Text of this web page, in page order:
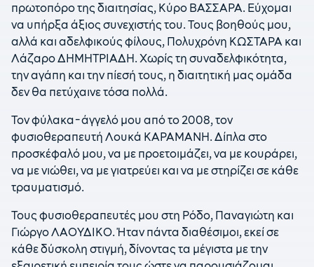
πρωτοπόρο της διαιτησίας, Κύρο ΒΑΣΣΑΡΑ. Εύχομαι
να υπήρξα άξιος συνεχιστής του. Τους βοηθούς μου,
αλλά και αδελφικούς φίλους, Πολυχρόνη ΚΩΣΤΑΡΑ και
Λάζαρο ΔΗΜΗΤΡΙΑΔΗ. Χωρίς τη συναδελφικότητα,
την αγάπη και την πίεσή τους, η διαιτητική μας ομάδα
δεν θα πετύχαινε τόσα πολλά.
Τον φύλακα-άγγελό μου από το 2008, τον
φυσιοθεραπευτή Λουκά ΚΑΡΑΜΑΝΗ. Δίπλα στο
προσκέφαλό μου, να με προετοιμάζει, να με κουράρει,
να με νιώθει, να με γιατρεύει και να με στηρίζει σε κάθε
τραυματισμό.
Τους φυσιοθεραπευτές μου στη Ρόδο, Παναγιώτη και
Γιώργο ΛΑΟΥΔΙΚΟ. Ήταν πάντα διαθέσιμοι, εκεί σε
κάθε δύσκολη στιγμή, δίνοντας τα μέγιστα με την